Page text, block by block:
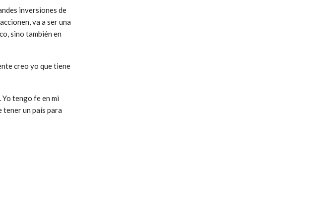
inversiones de
va a ser una
sino también en
creo yo que tiene
tengo fe en mi
un país para